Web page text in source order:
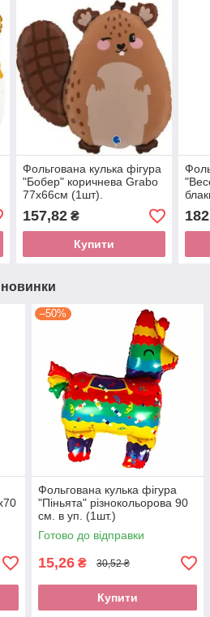
Фольгована кулька фігура
"Бобер" коричнева Grabo
77х66см (1шт).
157,82₴
Купити
новинки
–50%
Фольгована кулька фігура
"Піньята" різнокольорова 90
см. в уп. (1шт.)
Готово до відправки
15,26 ₴ 30,52 ₴
Купити